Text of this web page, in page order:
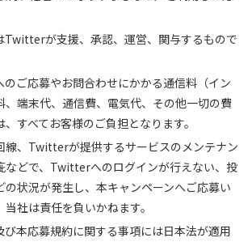
Twitterが支援、承認、運営、関与するもので
のご応募やお問合わせにかかる通信料（イン
、端末代、通信費、電気代、その他一切の費
すべてお客様のご負担となります。
線、Twitterが提供するサービスのメンテナン
などで、Twitterへのログインが行えない、投
の状況が発生し、本キャンペーンへご応募い
社は責任を負いかねます。
び本応募規約に関する事項には日本法が適用